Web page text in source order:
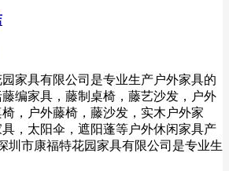
家具有限公司是专业生产户外家具的
编家具，藤制桌椅，藤艺沙发，户外
，户外藤椅，藤沙发，实木户外家
，太阳伞，遮阳蓬等户外休闲家具产
圳市康福特花园家具有限公司是专业生